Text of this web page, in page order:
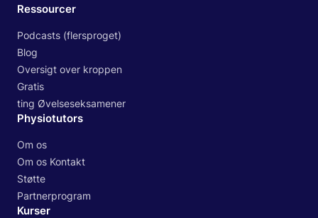
Ressourcer
Podcasts (flersproget)
Blog
Oversigt over kroppen
Gratis
ting Øvelseseksamener
Physiotutors
Om os
Om os Kontakt
Støtte
Partnerprogram
Kurser